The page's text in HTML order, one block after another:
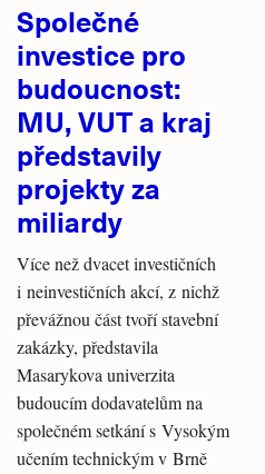
Společné
investice pro
budoucnost:
MU, VUT a kraj
představily
projekty za
miliardy
Více než dvacet investičních
i neinvestičních akcí, z nichž
převážnou část tvoří stavební
zakázky, představila
Masarykova univerzita
budoucím dodavatelům na
společném setkání s Vysokým
učením technickým v Brně